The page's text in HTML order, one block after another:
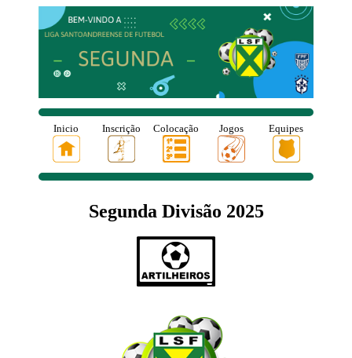
Inicio Inscrição Colocação Jogos Equipes
Segunda Divisão 2025